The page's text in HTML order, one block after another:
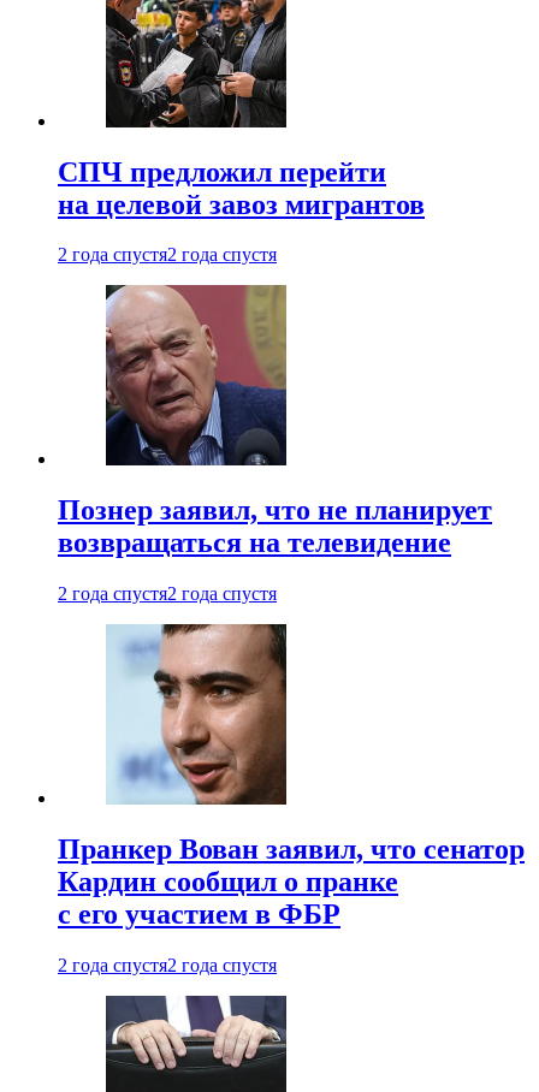
СПЧ предложил перейти
на целевой завоз мигрантов
2 года спустя2 года спустя
Познер заявил, что не планирует
возвращаться на телевидение
2 года спустя2 года спустя
Пранкер Вован заявил, что сенатор
Кардин сообщил о пранке
с его участием в ФБР
2 года спустя2 года спустя